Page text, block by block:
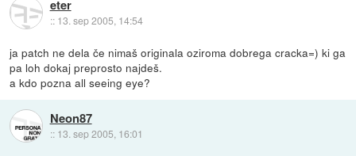
eter
:: 13. sep 2005, 14:54
ja patch ne dela če nimaš originala oziroma dobrega cracka=) ki ga
pa loh dokaj preprosto najdeš.
a kdo pozna all seeing eye?
Neon87
:: 13. sep 2005, 16:01